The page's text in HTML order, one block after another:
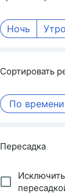
Ночь Утро
Сортировать
По времени
Пересадка